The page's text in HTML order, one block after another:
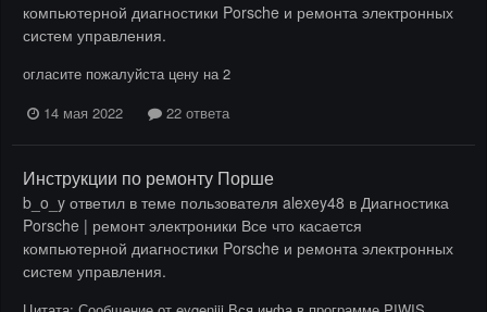
компьютерной диагностики Porsche и ремонта электронных
систем управления.
огласите пожалуйста цену на 2
14 мая 2022
22 ответа
Инструкции по ремонту Порше
b_o_y ответил в теме пользователя alexey48 в Диагностика
Porsche | ремонт электроники Все что касается
компьютерной диагностики Porsche и ремонта электронных
систем управления.